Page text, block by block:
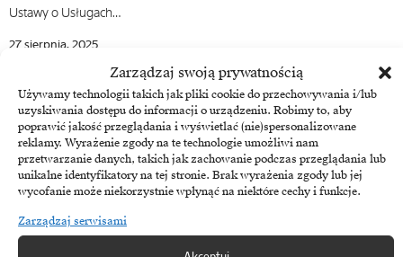
Zarządzaj swoją prywatnością
Używamy technologii takich jak pliki cookie do przechowywania i/lub
uzyskiwania dostępu do informacji o urządzeniu. Robimy to, aby
poprawić jakość przeglądania i wyświetlać (nie)spersonalizowane
reklamy. Wyrażenie zgody na te technologie umożliwi nam
przetwarzanie danych, takich jak zachowanie podczas przeglądania lub
unikalne identyfikatory na tej stronie. Brak wyrażenia zgody lub jej
wycofanie może niekorzystnie wpłynąć na niektóre cechy i funkcje.
Zarządzaj serwisami
Ustawy o Usługach…
27 sierpnia, 2025